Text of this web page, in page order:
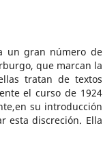
un gran número de
que marcan la
tratan de textos
el curso de 1924
su introducción
esta discreción. Ella